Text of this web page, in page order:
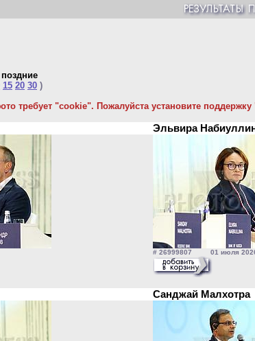
поздние
15 20 30 )
требует "cookie". Пожалуйста установите поддержку
Эльвира
# 26999807 01 июля
Санджай Малхотра